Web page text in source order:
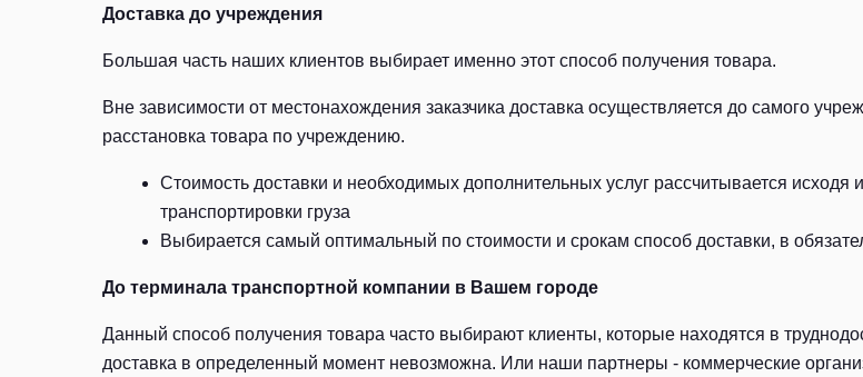
Доставка до учреждения
Большая часть наших клиентов выбирает именно этот способ получения товара.
Вне зависимости от местонахождения заказчика доставка осуществляется до самого
расстановка товара по учреждению.
Стоимость доставки и необходимых дополнительных услуг рассчитывается исходя
транспортировки груза
Выбирается самый оптимальный по стоимости и срокам способ доставки, в
До терминала транспортной компании в Вашем городе
Данный способ получения товара часто выбирают клиенты, которые находятся в
доставка в определенный момент невозможна. Или наши партнеры - коммерческие